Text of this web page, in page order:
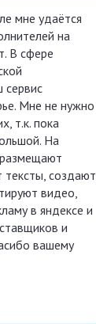
мне удаётся
на
В сфере
сервис
Мне не нужно
т.к. пока
На
тексты, создают
видео,
в яндексе и
и
вашему